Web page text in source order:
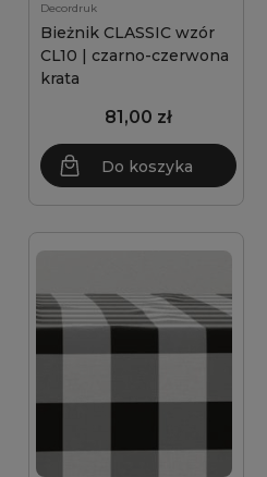
Decordruk
Bieżnik CLASSIC wzór
CL10 | czarno-czerwona
krata
81,00 zł
Do koszyka